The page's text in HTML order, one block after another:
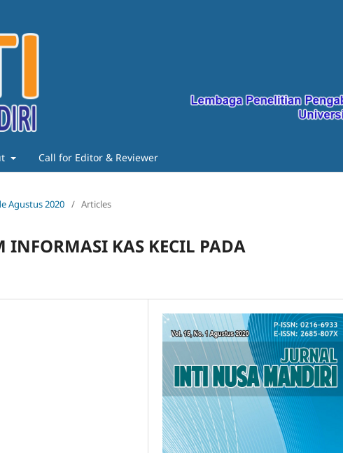
Call for Editor & Reviewer
Agustus 2020 / Articles
INFORMASI KAS KECIL PADA